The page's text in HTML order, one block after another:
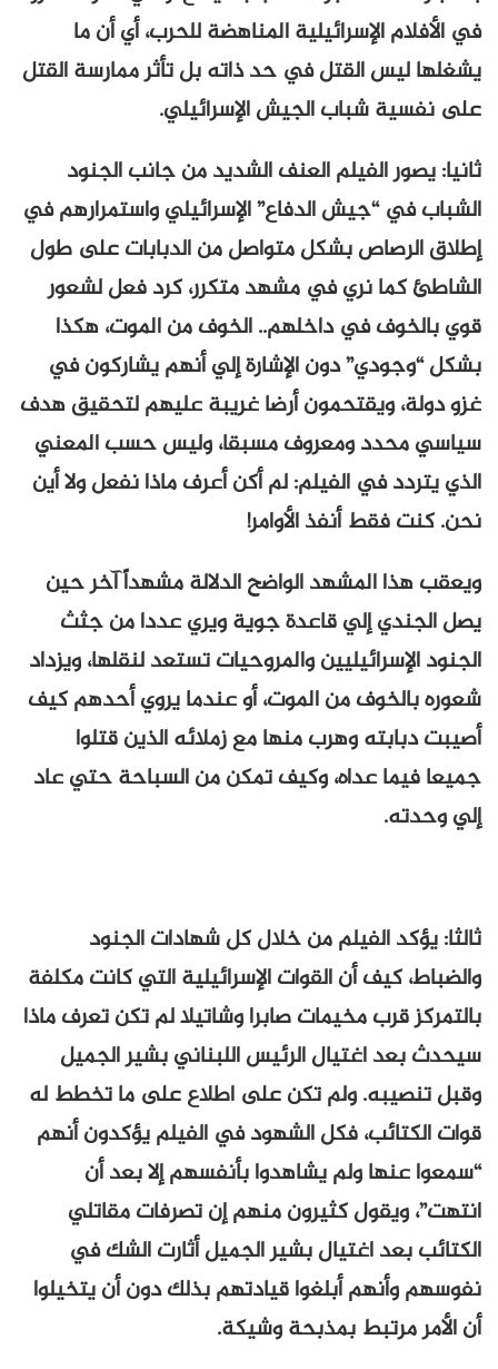
في الأفلام الإسرائيلية المناهضة للحرب، أي أن ما
يشغلها ليس القتل في حد ذاته بل تأثر ممارسة القتل
على نفسية شباب الجيش الإسرائيلي.
ثانيا: يصور الفيلم العنف الشديد من جانب الجنود
الشباب في “جيش الدفاع” الإسرائيلي واستمرارهم في
إطلاق الرصاص بشكل متواصل من الدبابات على طول
الشاطئ كما نري في مشهد متكرر، كرد فعل لشعور
قوي بالخوف في داخلهم.. الخوف من الموت، هكذا
بشكل “وجودي” دون الإشارة إلي أنهم يشاركون في
غزو دولة، ويقتحمون أرضا غريبة عليهم لتحقيق هدف
سياسي محدد ومعروف مسبقا، وليس حسب المعني
الذي يتردد في الفيلم: لم أكن أعرف ماذا نفعل ولا أين
نحن. كنت فقط أنفذ الأوامر!
ويعقب هذا المشهد الواضح الدلالة مشهداً آخر حين
يصل الجندي إلي قاعدة جوية ويري عددا من جثث
الجنود الإسرائيليين والمروحيات تستعد لنقلها، ويزداد
شعوره بالخوف من الموت، أو عندما يروي أحدهم كيف
أصيبت دبابته وهرب منها مع زملائه الذين قتلوا
جميعا فيما عداه، وكيف تمكن من السباحة حتي عاد
إلي وحدته.
ثالثا: يؤكد الفيلم من خلال كل شهادات الجنود
والضباط، كيف أن القوات الإسرائيلية التي كانت مكلفة
بالتمركز قرب مخيمات صابرا وشاتيلا لم تكن تعرف ماذا
سيحدث بعد اغتيال الرئيس اللبناني بشير الجميل
وقبل تنصيبه. ولم تكن على اطلاع على ما تخطط له
قوات الكتائب، فكل الشهود في الفيلم يؤكدون أنهم
“سمعوا عنها ولم يشاهدوا بأنفسهم إلا بعد أن
انتهت”، ويقول كثيرون منهم إن تصرفات مقاتلي
الكتائب بعد اغتيال بشير الجميل أثارت الشك في
نفوسهم وأنهم أبلغوا قيادتهم بذلك دون أن يتخيلوا
أن الأمر مرتبط بمذبحة وشيكة.